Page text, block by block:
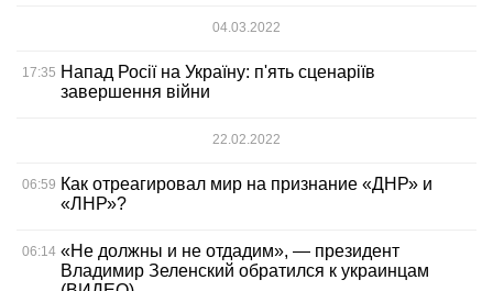
04.03.2022
17:35 Напад Росії на Україну: п'ять сценаріїв
завершення війни
22.02.2022
06:59 Как отреагировал мир на признание «ДНР» и
«ЛНР»?
06:14 «Не должны и не отдадим», — президент
Владимир Зеленский обратился к украинцам